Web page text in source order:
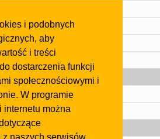
i podobnych
aby
i treści
dostarczenia funkcji
społecznościowymi i
W programie
internetu można
Kontakt
Regulamin
Gazeta
Olkusz
Kontakt
Strefa dla biznesu